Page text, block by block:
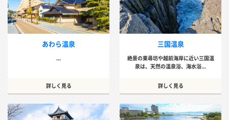
あわら温泉
...
詳しく見る
三国温泉
絶景の東尋坊や越前海岸に近い三国温
泉は、天然の温泉浴、海水浴...
詳しく見る